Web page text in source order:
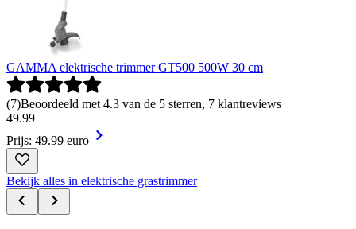
GAMMA elektrische trimmer GT500 500W 30 cm
(7)Beoordeeld met 4.3 van de 5 sterren, 7 klantreviews
49.99
Prijs: 49.99 euro
Bekijk alles in elektrische grastrimmer